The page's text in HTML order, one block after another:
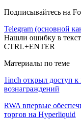
Подписывайтесь на
Telegram (основной
Нашли ошибку в
CTRL+ENTER
Материалы по теме
1inch открыл доступ
вознаграждений
RWA впервые
торгов на Hyperliquid